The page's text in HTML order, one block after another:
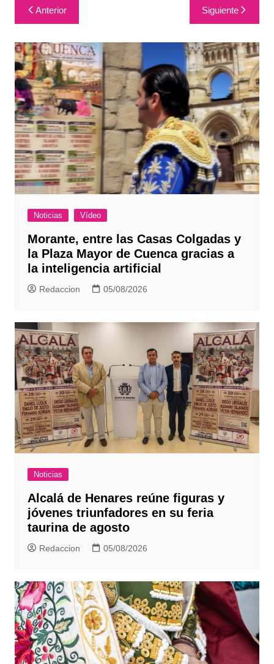
Navegación
de
entradas
Anterior Siguiente
Noticias Vídeo
Morante, entre las Casas Colgadas y
la Plaza Mayor de Cuenca gracias a
la inteligencia artificial
Redaccion 05/08/2026
Noticias
Alcalá de Henares reúne figuras y
jóvenes triunfadores en su feria
taurina de agosto
Redaccion 05/08/2026